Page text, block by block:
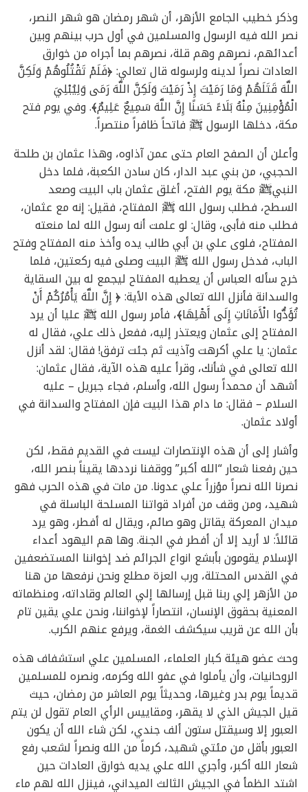
وذكر خطيب الجامع الأزهر، أن شهر رمضان هو شهر النصر،
نصر الله فيه الرسول والمسلمين في أول حرب بينهم وبين
أعدائهم، نصرهم وهم قلة، نصرهم بما أجراه من خوارق
العادات نصراً لدينه ولرسوله قال تعالي: ﴿فَلَمْ تَقْتُلُوهُمْ وَلَكِنَّ
اللَّهَ قَتَلَهُمْ وَمَا رَمَيْتَ إِذْ رَمَيْتَ وَلَكِنَّ اللَّهَ رَمَى وَلِيُبْلِيَ
الْمُؤْمِنِينَ مِنْهُ بَلَاءً حَسَنًا إِنَّ اللَّهَ سَمِيعٌ عَلِيمٌ﴾. وفي يوم فتح
مكة، دخلها الرسول ﷺ فاتحاً ظافراً منتصراً.
وأعلن أن الصفح العام حتى عمن آذاوه، وهذا عثمان بن طلحة
الحجبي، من بني عبد الدار، كان سادن الكعبة، فلما دخل
النبيﷺ مكة يوم الفتح، أغلق عثمان باب البيت وصعد
السطح، فطلب رسول الله ﷺ المفتاح، فقيل: إنه مع عثمان،
فطلب منه فأبى، وقال: لو علمت أنه رسول الله لما منعته
المفتاح، فلوى علي بن أبي طالب يده وأخذ منه المفتاح وفتح
الباب، فدخل رسول الله ﷺ البيت وصلى فيه ركعتين، فلما
خرج سأله العباس أن يعطيه المفتاح ليجمع له بين السقاية
والسدانة فأنزل الله تعالى هذه الأية: ﴿ إِنَّ اللَّهَ يَأْمُرُكُمْ أَنْ
تُؤَدُّوا الْأَمَانَاتِ إِلَى أَهْلِهَا﴾، فأمر رسول الله ﷺ عليا أن يرد
المفتاح إلى عثمان ويعتذر إليه، ففعل ذلك علي، فقال له
عثمان: يا علي أكرهت وآذيت ثم جئت ترفق! فقال: لقد أنزل
الله تعالى في شأنك، وقرأ عليه هذه الآية، فقال عثمان:
أشهد أن محمداً رسول الله، وأسلم، فجاء جبريل – عليه
السلام – فقال: ما دام هذا البيت فإن المفتاح والسدانة في
أولاد عثمان.
وأشار إلى أن هذه الإنتصارات ليست في القديم فقط، لكن
حين رفعنا شعار “الله أكبر” ووقفنا نرددها يقيناً بنصر الله،
نصرنا الله نصراً مؤزراً علي عدونا. من مات في هذه الحرب فهو
شهيد، ومن وقف من أفراد قواتنا المسلحة الباسلة في
ميدان المعركة يقاتل وهو صائم، ويقال له أفطر، وهو يرد
قائلاً: لا أريد إلا أن أفطر في الجنة. وها هم اليهود أعداء
الإسلام يقومون بأبشع انواع الجرائم ضد إخواننا المستضعفين
في القدس المحتلة، ورب العزة مطلع ونحن نرفعها من هنا
من الأزهر إلي ربنا قبل إرسالها إلي العالم وقاداته، ومنظماته
المعنية بحقوق الإنسان، انتصاراً لإخواننا، ونحن علي يقين تام
بأن الله عن قريب سيكشف الغمة، ويرفع عنهم الكرب.
وحث عضو هيئة كبار العلماء، المسلمين علي استشفاف هذه
الروحانيات، وأن يأملوا في عفو الله وكرمه، ونصره للمسلمين
قديماً يوم بدر وغيرها، وحديثاً يوم العاشر من رمضان، حيث
قيل الجيش الذي لا يقهر، ومقاييس الرأي العام تقول لن يتم
العبور إلا وسيقتل ستون ألف جندي، لكن شاء الله أن يكون
العبور بأقل من مئتي شهيد، كرماً من الله ونصراً لشعب رفع
شعار الله أكبر، وأجري الله علي يديه خوارق العادات حين
اشتد الظمأ في الجيش الثالث الميداني، فينزل الله لهم ماء